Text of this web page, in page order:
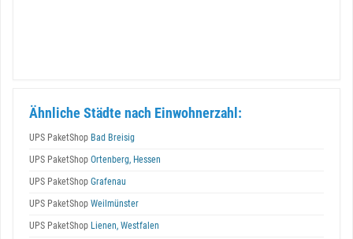
Ähnliche Städte nach Einwohnerzahl:
UPS PaketShop Bad Breisig
UPS PaketShop Ortenberg, Hessen
UPS PaketShop Grafenau
UPS PaketShop Weilmünster
UPS PaketShop Lienen, Westfalen